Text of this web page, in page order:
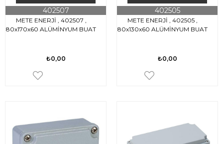
METE ENERJİ , 402507 ,
80x170x60 ALÜMİNYUM BUAT
402507
₺0,00
METE ENERJİ , 402505 ,
80x130x60 ALÜMİNYUM BUAT
402505
₺0,00